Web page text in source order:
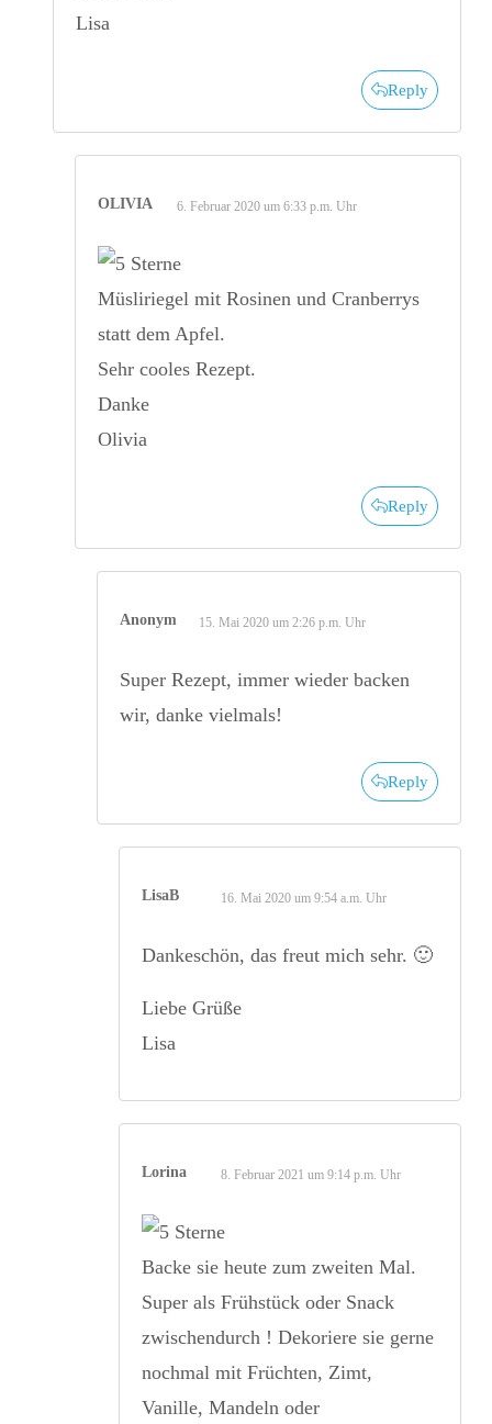
Lisa
Reply
OLIVIA 6. Februar 2020 um 6:33 p.m. Uhr
Müsliriegel mit Rosinen und Cranberrys
statt dem Apfel.
Sehr cooles Rezept.
Danke
Olivia
Reply
Anonym 15. Mai 2020 um 2:26 p.m. Uhr
Super Rezept, immer wieder backen
wir, danke vielmals!
Reply
LisaB 16. Mai 2020 um 9:54 a.m. Uhr
Dankeschön, das freut mich sehr. 🙂
Liebe Grüße
Lisa
Lorina 8. Februar 2021 um 9:14 p.m. Uhr
Backe sie heute zum zweiten Mal.
Super als Frühstück oder Snack
zwischendurch ! Dekoriere sie gerne
nochmal mit Früchten, Zimt,
Vanille, Mandeln oder